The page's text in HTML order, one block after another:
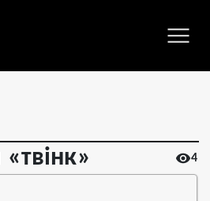
4